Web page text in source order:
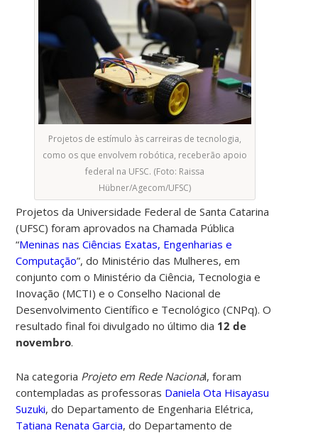
Projetos de estímulo às carreiras de tecnologia,
como os que envolvem robótica, receberão apoio
federal na UFSC. (Foto: Raissa
Hübner/Agecom/UFSC)
Projetos da Universidade Federal de Santa Catarina
(UFSC) foram aprovados na Chamada Pública
“Meninas nas Ciências Exatas, Engenharias e
Computação”, do Ministério das Mulheres, em
conjunto com o Ministério da Ciência, Tecnologia e
Inovação (MCTI) e o Conselho Nacional de
Desenvolvimento Científico e Tecnológico (CNPq). O
resultado final foi divulgado no último dia 12 de
novembro.
Na categoria Projeto em Rede Nacional, foram
contempladas as professoras Daniela Ota Hisayasu
Suzuki, do Departamento de Engenharia Elétrica,
Tatiana Renata Garcia, do Departamento de